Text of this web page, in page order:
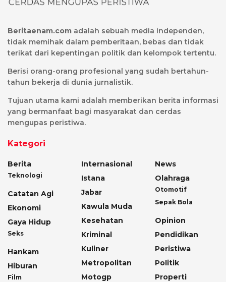
Beritaenam.com adalah sebuah media independen,
tidak memihak dalam pemberitaan, bebas dan tidak
terikat dari kepentingan politik dan kelompok tertentu.
Berisi orang-orang profesional yang sudah bertahun-
tahun bekerja di dunia jurnalistik.
Tujuan utama kami adalah memberikan berita informasi
yang bermanfaat bagi masyarakat dan cerdas
mengupas peristiwa.
Kategori
Berita
Teknologi
Catatan Agi
Ekonomi
Gaya Hidup
Seks
Hankam
Hiburan
Film
Internasional
Istana
Jabar
Kawula Muda
Kesehatan
Kriminal
Kuliner
Metropolitan
Motogp
News
Olahraga
Otomotif
Sepak Bola
Opinion
Pendidikan
Peristiwa
Politik
Properti